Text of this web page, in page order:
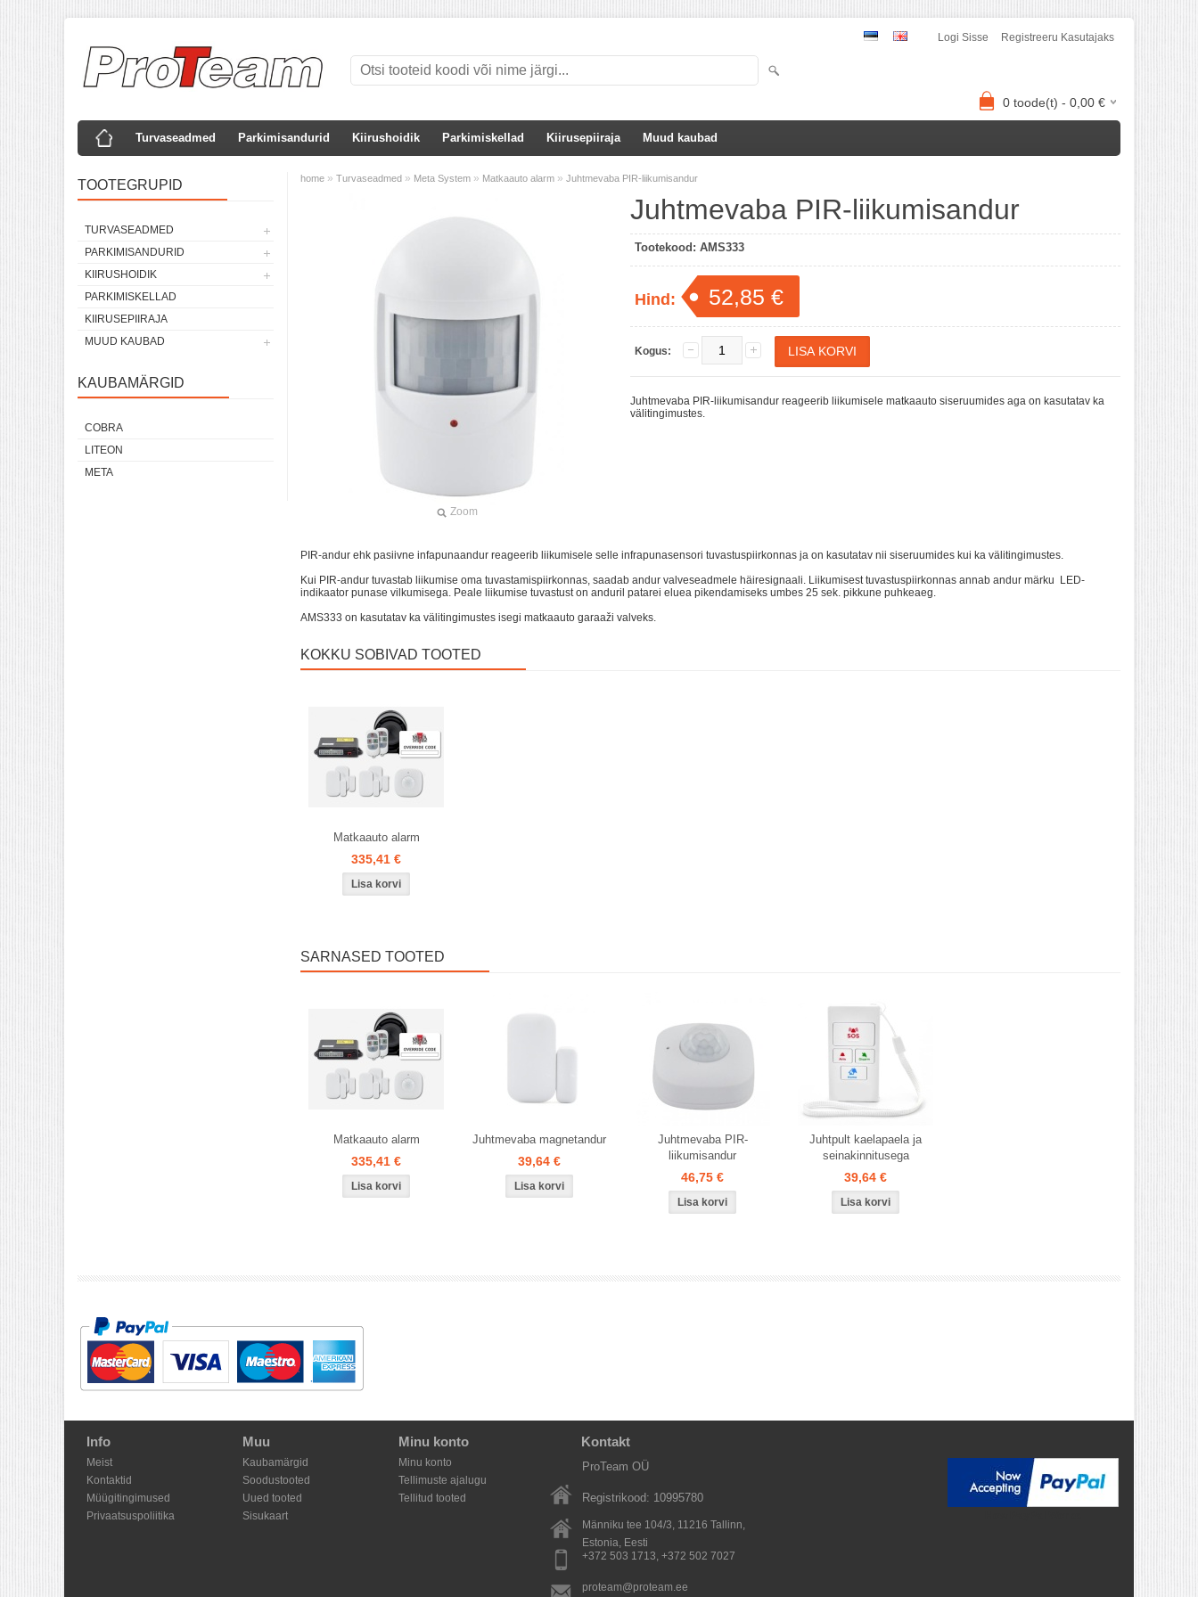
Logi Sisse Registreeru Kasutajaks
0 toode(t) - 0,00 €
Turvaseadmed Parkimisandurid Kiirushoidik Parkimiskellad Kiirusepiiraja Muud kaubad
TOOTEGRUPID
TURVASEADMED
PARKIMISANDURID
KIIRUSHOIDIK
PARKIMISKELLAD
KIIRUSEPIIRAJA
MUUD KAUBAD
KAUBAMÄRGID
COBRA
LITEON
META
home » Turvaseadmed » Meta System » Matkaauto alarm » Juhtmevaba PIR-liikumisandur
Zoom
Juhtmevaba PIR-liikumisandur
Tootekood: AMS333
Hind: 52,85 €
Kogus:
Juhtmevaba PIR-liikumisandur reageerib liikumisele matkaauto siseruumides aga on kasutatav ka
välitingimustes.
PIR-andur ehk pasiivne infapunaandur reageerib liikumisele selle infrapunasensori tuvastuspiirkonnas ja on kasutatav nii siseruumides kui ka välitingimustes.
Kui PIR-andur tuvastab liikumise oma tuvastamispiirkonnas, saadab andur valveseadmele häiresignaali. Liikumisest tuvastuspiirkonnas annab andur märku LED-
indikaator punase vilkumisega. Peale liikumise tuvastust on anduril patarei eluea pikendamiseks umbes 25 sek. pikkune puhkeaeg.
AMS333 on kasutatav ka välitingimustes isegi matkaauto garaaži valveks.
KOKKU SOBIVAD TOOTED
Matkaauto alarm
335,41 €
SARNASED TOOTED
Matkaauto alarm
335,41 €
Juhtmevaba magnetandur
39,64 €
Juhtmevaba PIR-
liikumisandur
46,75 €
Juhtpult kaelapaela ja
seinakinnitusega
39,64 €
Info
Meist
Kontaktid
Müügitingimused
Privaatsuspoliitika
Muu
Kaubamärgid
Soodustooted
Uued tooted
Sisukaart
Minu konto
Minu konto
Tellimuste ajalugu
Tellitud tooted
Kontakt
ProTeam OÜ
Registrikood: 10995780
Männiku tee 104/3, 11216 Tallinn,
Estonia, Eesti
+372 503 1713, +372 502 7027
proteam@proteam.ee